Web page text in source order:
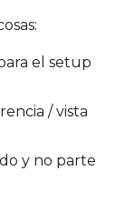
el setup
/ vista
y no parte